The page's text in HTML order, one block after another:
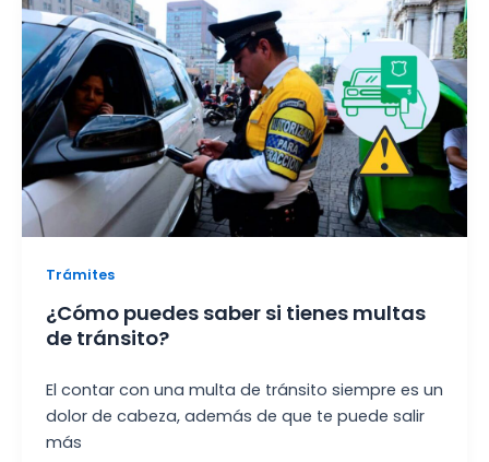
Trámites
¿Cómo puedes saber si tienes multas
de tránsito?
El contar con una multa de tránsito siempre es un
dolor de cabeza, además de que te puede salir
más